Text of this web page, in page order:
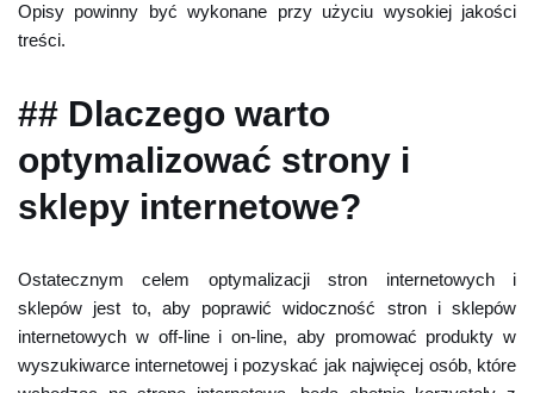
Opisy powinny być wykonane przy użyciu wysokiej jakości
treści.
## Dlaczego warto
optymalizować strony i
sklepy internetowe?
Ostatecznym celem optymalizacji stron internetowych i
sklepów jest to, aby poprawić widoczność stron i sklepów
internetowych w off-line i on-line, aby promować produkty w
wyszukiwarce internetowej i pozyskać jak najwięcej osób, które